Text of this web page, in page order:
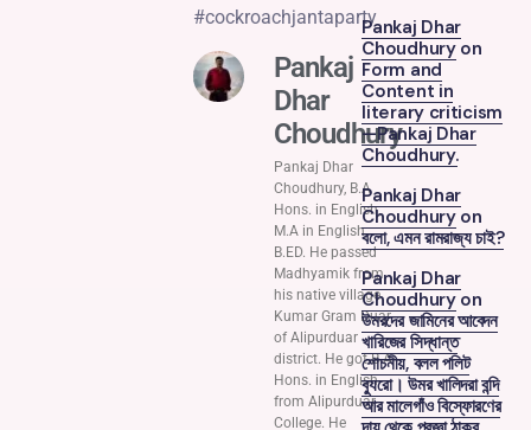
#cockroachjantaparty
Pankaj
Dhar
Choudhury
Pankaj Dhar
Choudhury, B.A
Hons. in English,
M.A in English,
B.ED. He passed
Madhyamik from
his native village
Kumar Gram Duar
of Alipurduar
district. He got B.A
Hons. in English
from Alipurduar
College. He
Pankaj Dhar
Choudhuryon
Form and
Content in
literary criticism
—Pankaj Dhar
Choudhury.
Pankaj Dhar
Choudhuryon
বলো, এমন রামরাজ্য চাই?
Pankaj Dhar
Choudhuryon
উমরদের জামিনের আবেদন
খারিজের সিদ্ধান্ত
শোচনীয়, বলল পলিট
ব্যুরো। উমর খালিদরা বন্দি
আর মালেগাঁও বিস্ফোরণের